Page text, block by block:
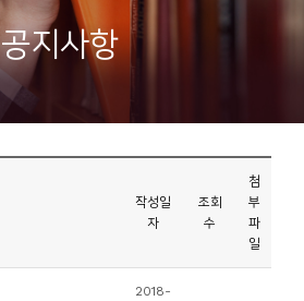
공지사항
작성일
자
조회
수
첨
부
파
일
2018-